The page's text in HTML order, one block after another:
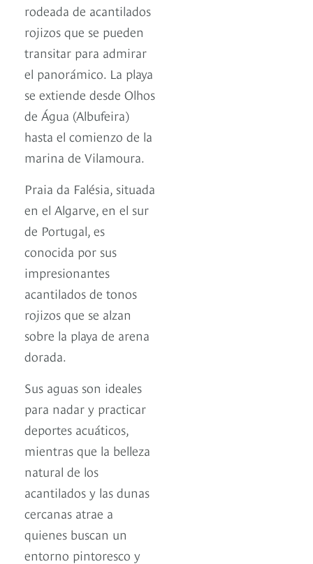
rodeada de acantilados
rojizos que se pueden
transitar para admirar
el panorámico. La playa
se extiende desde Olhos
de Água (Albufeira)
hasta el comienzo de la
marina de Vilamoura.
Praia da Falésia, situada
en el Algarve, en el sur
de Portugal, es
conocida por sus
impresionantes
acantilados de tonos
rojizos que se alzan
sobre la playa de arena
dorada.
Sus aguas son ideales
para nadar y practicar
deportes acuáticos,
mientras que la belleza
natural de los
acantilados y las dunas
cercanas atrae a
quienes buscan un
entorno pintoresco y